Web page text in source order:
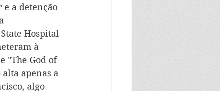
a detenção
Hospital
à
"The God of
apenas a
algo